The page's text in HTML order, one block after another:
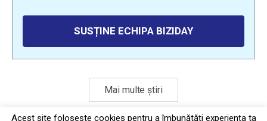
SUSȚINE ECHIPA BIZIDAY
Mai multe știri
Acest site foloseşte cookies pentru a îmbunătăți experiența ta